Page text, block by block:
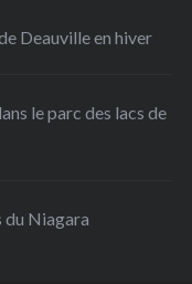
Deauville en hiver
le parc des lacs de
du Niagara